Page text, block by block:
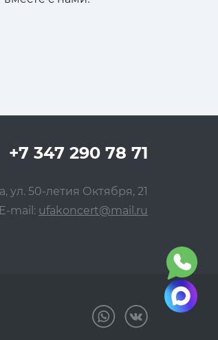
+7 347 290 78 71
ул. 50-летия Октября, 21
E-mail: ufakoncert@mail.ru